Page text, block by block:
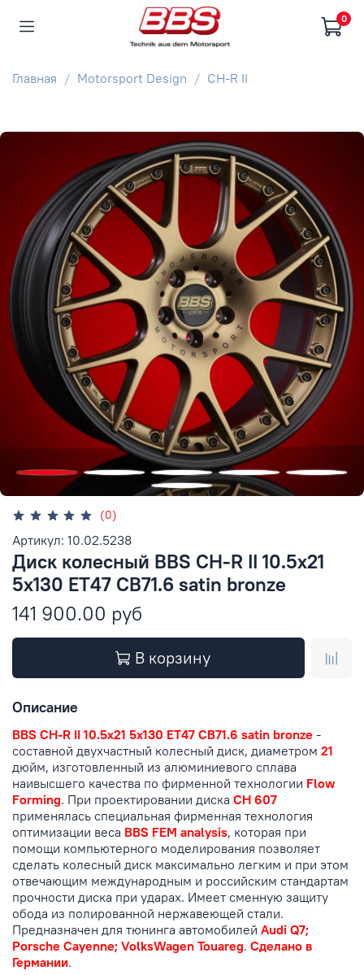
0
Главная Motorsport Design CH-R II
(0)
Артикул: 10.02.5238
Диск колесный BBS CH-R II 10.5x21
5x130 ET47 CB71.6 satin bronze
141 900.00 руб
В корзину
Описание
BBS CH-R II 10.5x21 5x130 ET47 CB71.6 satin bronze -
составной двухчастный колесный диск, диаметром 21
дюйм, изготовленный из алюминиевого сплава
наивысшего качества по фирменной технологии Flow
Forming. При проектировании диска CH 607
применялась специальная фирменная технология
оптимизации веса BBS FEM analysis, которая при
помощи компьютерного моделирования позволяет
сделать колесный диск максимально легким и при этом
отвечающим международным и российским стандартам
прочности диска при ударах. Имеет сменную защиту
обода из полированной нержавеющей стали.
Предназначен для тюнинга автомобилей Audi Q7;
Porsche Cayenne; VolksWagen Touareg. Сделано в
Германии.